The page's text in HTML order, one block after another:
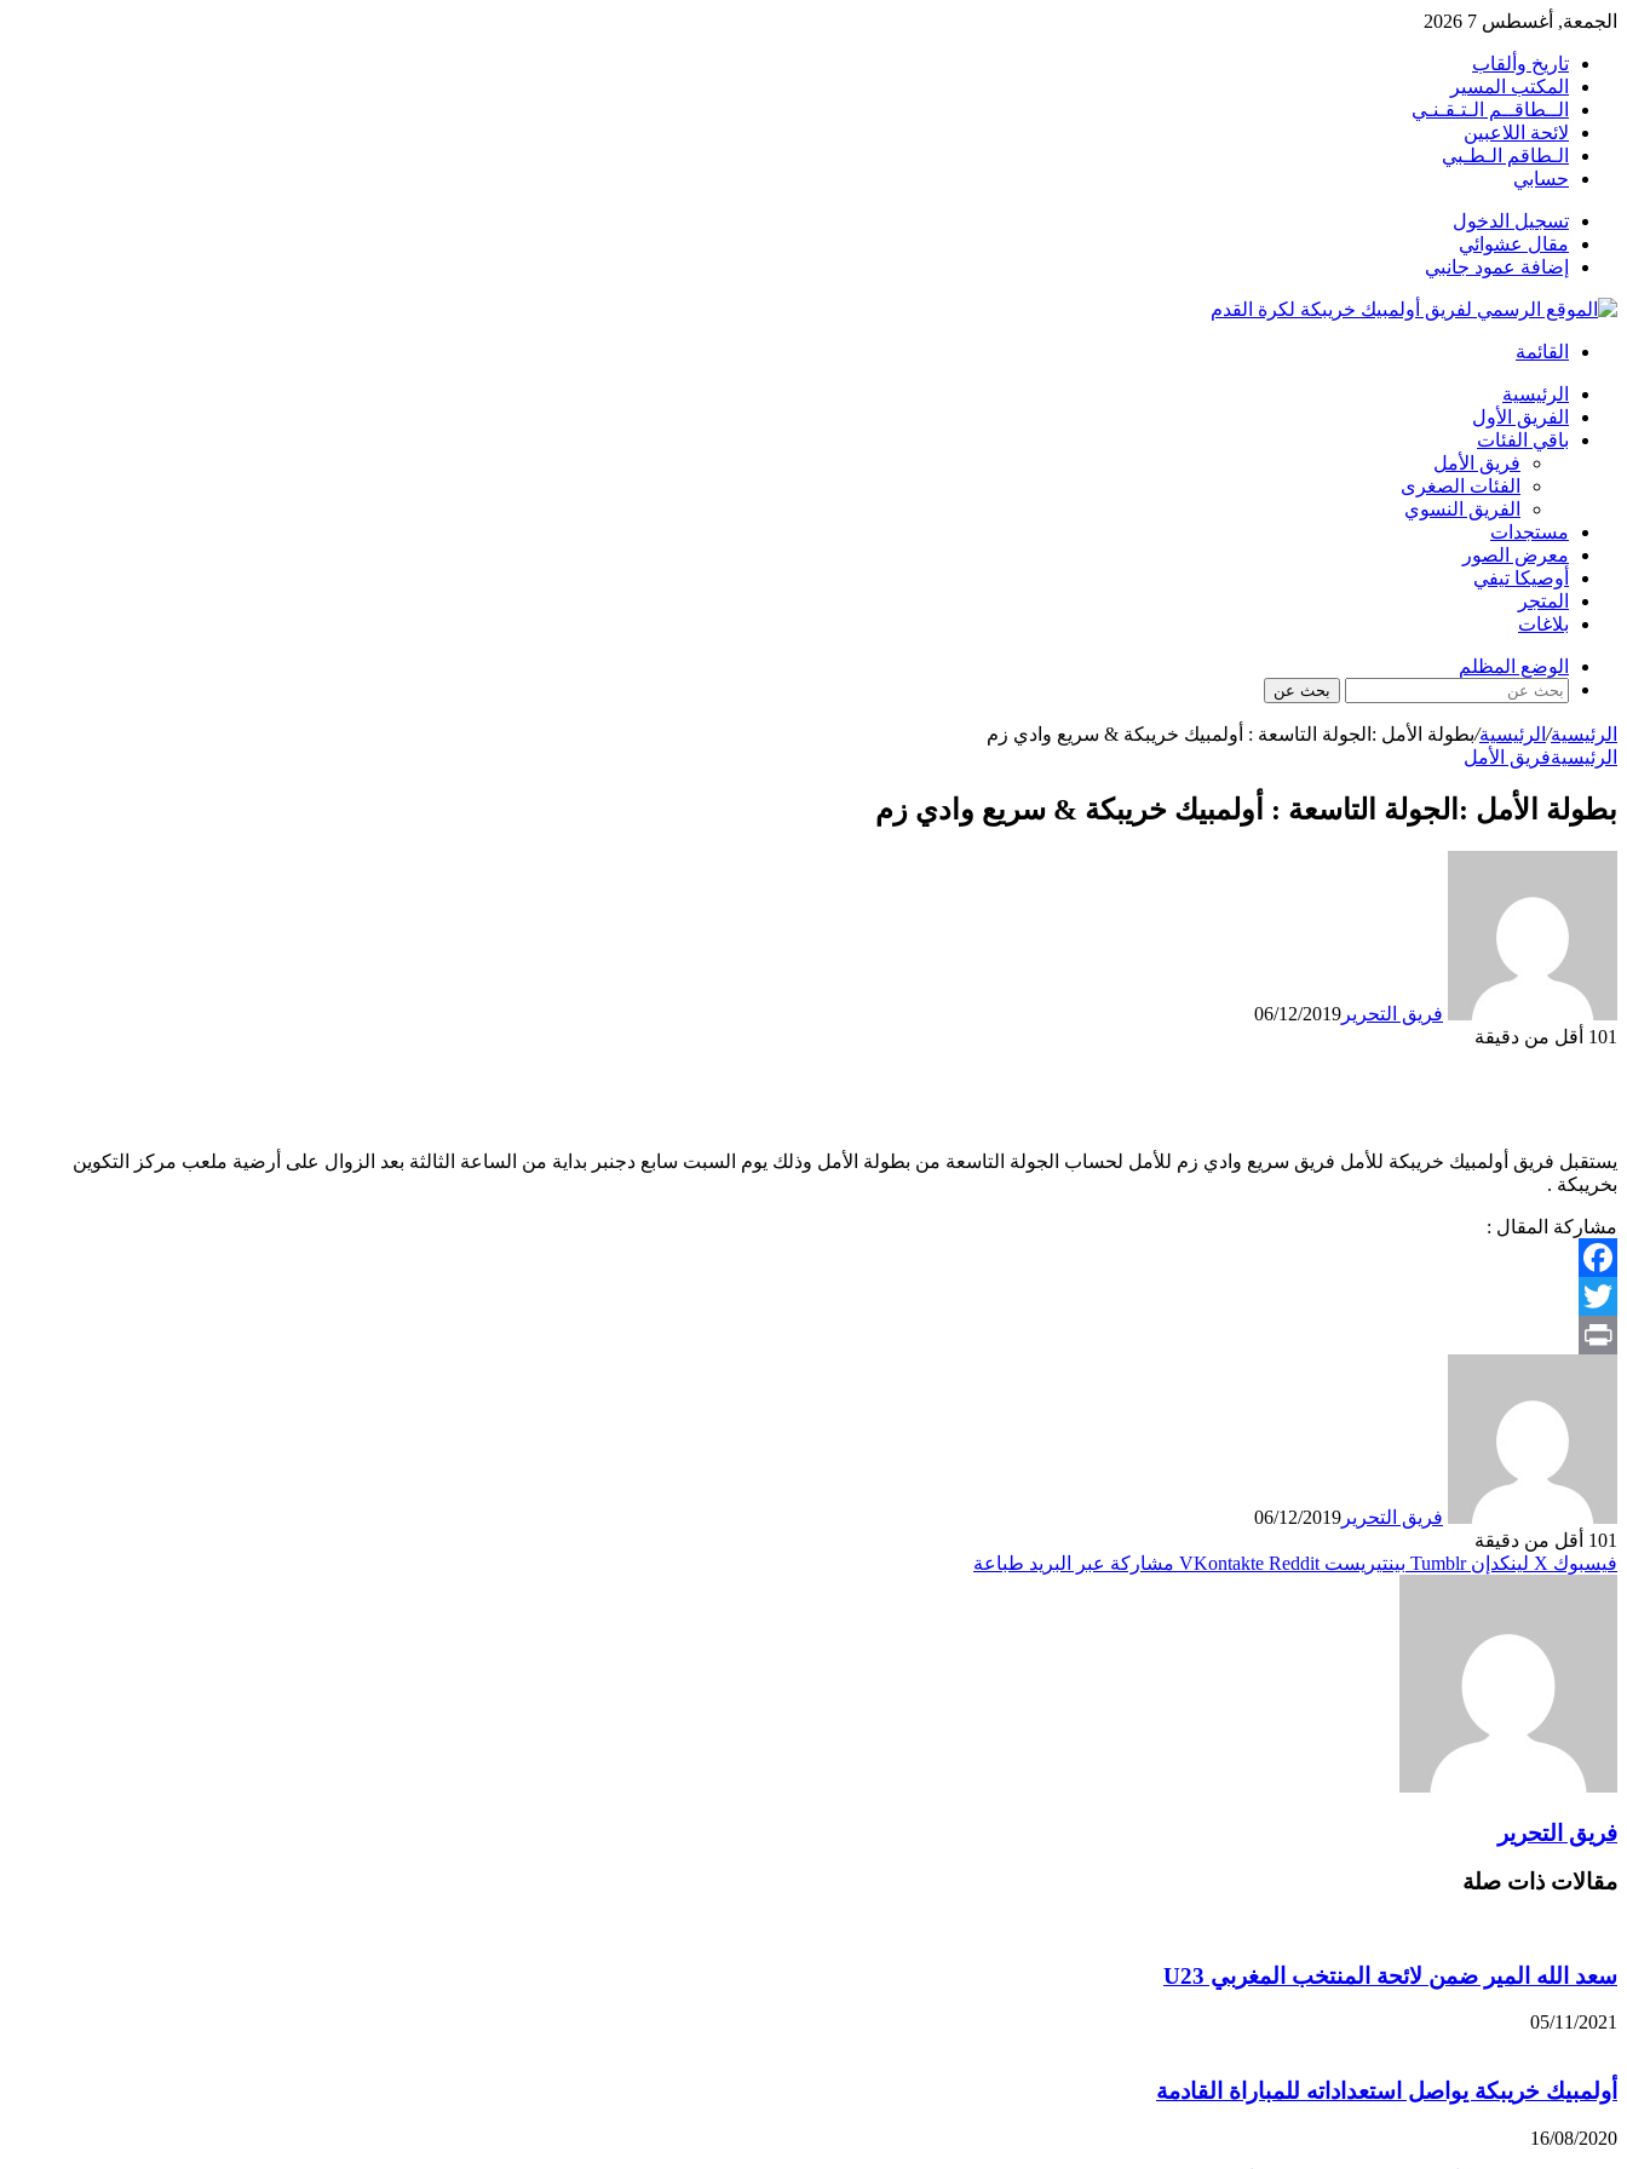
الجمعة, أغسطس 7 2026
تاريخ وألقاب
المكتب المسير
الــطاقــم الـتـقـنـي
لائحة اللاعبين
الـطاقم الـطـبي
حسابي
تسجيل الدخول
مقال عشوائي
إضافة عمود جانبي
القائمة
الرئيسية
الفريق الأول
باقي الفئات
فريق الأمل
الفئات الصغرى
الفريق النسوي
مستجدات
معرض الصور
أوصيكا تيفي
المتجر
بلاغات
الوضع المظلم
بحث عن
الرئيسية/ الرئيسية/بطولة الأمل :الجولة التاسعة : أولمبيك خريبكة & سريع وادي زم
الرئيسيةفريق الأمل
بطولة الأمل :الجولة التاسعة : أولمبيك خريبكة & سريع وادي زم
فريق التحرير 06/12/2019
101 أقل من دقيقة
يستقبل فريق أولمبيك خريبكة للأمل فريق سريع وادي زم للأمل لحساب الجولة التاسعة من بطولة الأمل وذلك يوم السبت سابع دجنبر بداية من الساعة الثالثة بعد الزوال على أرضية ملعب مركز التكوين
بخريبكة .
مشاركة المقال :
Facebook
Twitter
فريق التحرير 06/12/2019
101 أقل من دقيقة
فيسبوك X لينكدإن بينتيريست مشاركة عبر البريد طباعة
فريق التحرير
مقالات ذات صلة
سعد الله المير ضمن لائحة المنتخب المغربي U23
05/11/2021
أولمبيك خريبكة يواصل استعداداته للمباراة القادمة
16/08/2020